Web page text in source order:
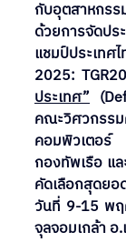
กับอุตสาหกรร
ด้วยการจัดปร
แชมป์ประเท
2025:
ประเทศ”
คณะวิศวกรร
คอมพิวเตอร์
กองทัพเรือ แ
คัดเลือกสุดยอ
วันที่ 9-15 พฤ
จุลจอมเกล้า อ